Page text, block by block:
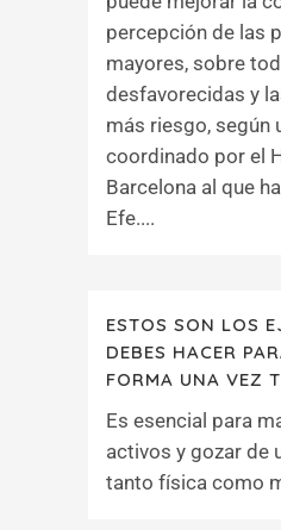
percepción de las
mayores, sobre
desfavorecidas y
más riesgo, según
coordinado por el
Barcelona al que
Efe....
ESTOS SON LOS
DEBES HACER
FORMA UNA VEZ
Es esencial para
activos y gozar de
tanto física como